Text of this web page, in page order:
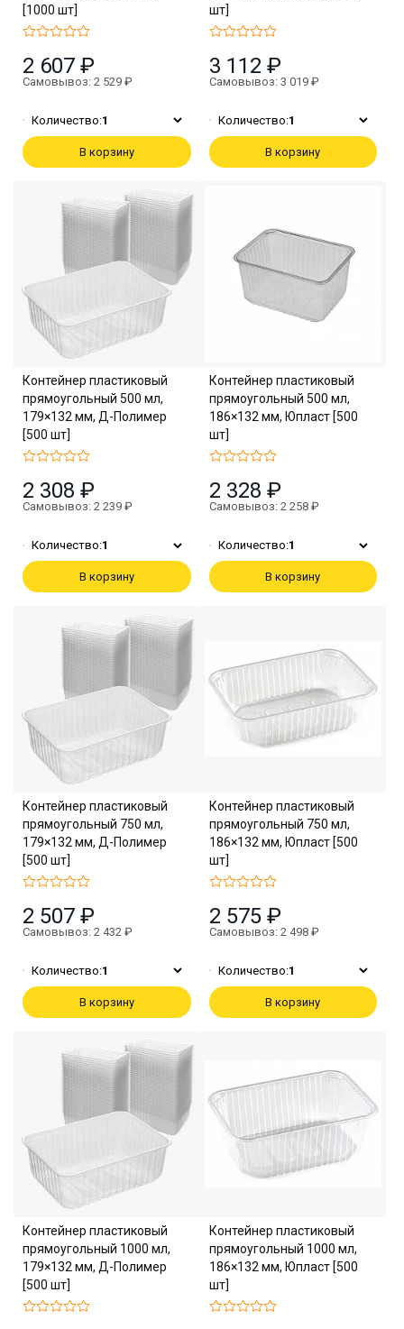
[1000 шт]
2 607 ₽
Самовывоз: 2 529 ₽
Количество:1
В корзину
шт]
3 112 ₽
Самовывоз: 3 019 ₽
Количество:1
В корзину
Контейнер пластиковый
прямоугольный 500 мл,
179×132 мм, Д-Полимер
[500 шт]
2 308 ₽
Самовывоз: 2 239 ₽
Количество:1
В корзину
Контейнер пластиковый
прямоугольный 500 мл,
186×132 мм, Юпласт [500
шт]
2 328 ₽
Самовывоз: 2 258 ₽
Количество:1
В корзину
Контейнер пластиковый
прямоугольный 750 мл,
179×132 мм, Д-Полимер
[500 шт]
2 507 ₽
Самовывоз: 2 432 ₽
Количество:1
В корзину
Контейнер пластиковый
прямоугольный 750 мл,
186×132 мм, Юпласт [500
шт]
2 575 ₽
Самовывоз: 2 498 ₽
Количество:1
В корзину
Контейнер пластиковый
прямоугольный 1000 мл,
179×132 мм, Д-Полимер
[500 шт]
Контейнер пластиковый
прямоугольный 1000 мл,
186×132 мм, Юпласт [500
шт]